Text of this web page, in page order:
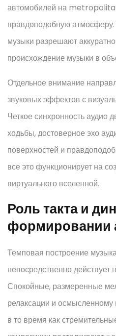
автомобилей на
правдоподобную
музыки разрешают
происхождение музыки в
Отдельное внимание
звуковых эффектов с
Четкое синхронность аудио
ходьбы, достоверное эхо
поверхностей и
все это функционирует на
виртуального вселенной.
Роль такта и
формировании
Темповая построение
непосредственно действует
Спокойные, размеренные
релаксации и
в то время как